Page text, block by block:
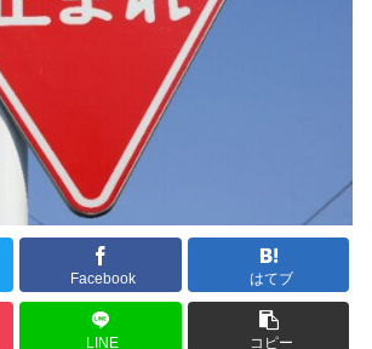
Facebook はてブ
LINE コピー